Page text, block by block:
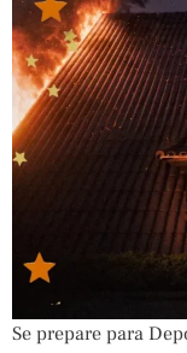
Se prepare para